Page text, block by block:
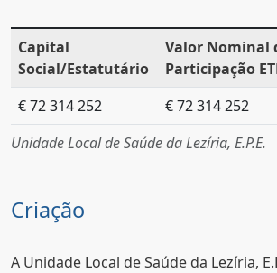
Unidade Local de Saúde da Lezíria, E.P.E.
Capital
Social/Estatutário
Valor Nominal
Participação
€ 72 314 252
€ 72 314 252
Criação
A Unidade Local de Saúde da Lezíria,